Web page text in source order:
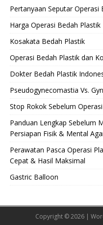
Pertanyaan Seputar Operasi
Harga Operasi Bedah Plastik
Kosakata Bedah Plastik
Operasi Bedah Plastik dan
Dokter Bedah Plastik
Pseudogynecomastia Vs.
Stop Rokok Sebelum
Panduan Lengkap Sebelum
Persiapan Fisik & Mental
Perawatan Pasca Operasi
Cepat & Hasil Maksimal
Gastric Balloon
Copyright © 2026 |